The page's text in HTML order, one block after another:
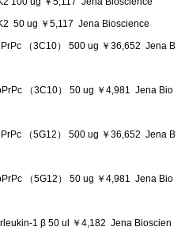
50 ug ￥5,117 Jena Bioscience
（3C10） 500 ug ￥36,652 Jena B
（3C10） 50 ug ￥4,981 Jena Bio
（5G12） 500 ug ￥36,652 Jena B
（5G12） 50 ug ￥4,981 Jena Bio
1 β 50 ul ￥4,182 Jena Bioscien